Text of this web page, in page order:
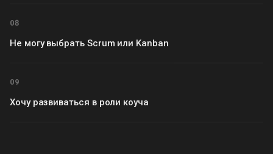
08
Не могу выбрать Scrum или Kanban
09
Хочу развиваться в роли коуча